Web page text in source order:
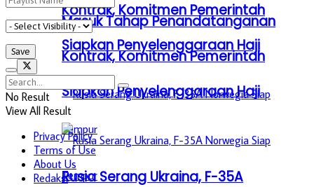
Kontrak, Komitmen Pemerintah
Siapkan Penyelenggaraan Haji
Rusia Serang Ukraina, F-35A
Masuk Tahap Penandatanganan
Kontrak, Komitmen Pemerintah
Siapkan Penyelenggaraan Haji
No Result
View All Result
Privacy Policy
Terms of Use
About Us
Redaksi